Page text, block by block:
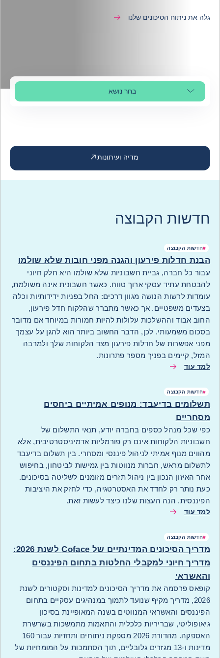
גלה את ניתוח הסיכונים שלנו
בחר נושאבחר קטע עמוד
מדיה ועיתונות
חדשות הקבוצה
#חדשות הקבוצה
הבנת חדלות פירעון והגנה מפני חובות שלא שולמו
עבור כל חברה, גביית חשבוניות שלא שולמו היא חלק חיוני
להבטחת עתיד עסקי ארוך טווח. כאשר חשבונית אינה משולמת,
עומדות לרשות הנושה מגוון דרכים: החל בפניות ידידותיות וכלה
בצעדים משפטיים. אך כאשר מתברר שהלקוח חדל פירעון,
החוב אבוד וההשלכות עלולות להיות חמורות במיוחד אם מדובר
בסכום משמעותי. לכן, הדבר החשוב ביותר הוא להגן על עצמך
מפני אפשרות של חדלות פירעון מצד הלקוחות שלך ולמרבה
המזל, קיימים בפניך מספר פתרונות.
למד עוד
#חדשות הקבוצה
תשלומים בדיעבד: מנופים אמיתיים ביחסים
מסחריים
כפי שכל מנהל כספים בחברה יודע, תנאי התשלום של
חשבוניות הלקוחות אינם רק פורמליות אדמיניסטרטיבית, אלא
מהווים מנוף אמיתי לניהול פיננסי ומסחרי. בין תשלום בדיעבד
לתשלום מראש, חברות מנווטות בין גמישות לביטחון, בחיפוש
אחר האיזון הנכון בין ניהול תזרים מזומנים לשליטה בסיכונים.
כעת נותר רק לחדד את האסטרטגיה, כדי לחזק את היציבות
הפיננסית. הנה העצות שלנו כיצד לעשות זאת.
למד עוד
#חדשות הקבוצה
מדריך הסיכונים המדינתיים של Coface לשנת 2026:
מדריך חיוני למקבלי החלטות בתחום הפיננסים
והאשראי
קופאס פרסמה את מדריך הסיכונים למדינות וסקטורים לשנת
2026, מדריך מקיף שנועד לתמוך במנהיגים עסקיים בתחום
הפיננסים והאשראי המנווטים בשנה המאופיינת בסיכון
גיאופוליטי, שבריריות כלכלית והתאמות מתמשכות בשרשרת
האספקה. מהדורת 2026 מספקת ניתוחים ותחזיות עבור 160
מדינות ו-13 מגזרים גלובליים, תוך הסתמכות על המומחיות של